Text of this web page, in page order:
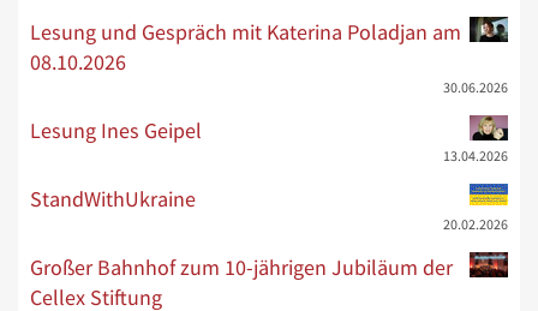
Lesung und Gespräch mit Katerina Poladjan am
08.10.2026
30.06.2026
Lesung Ines Geipel
13.04.2026
StandWithUkraine
20.02.2026
Großer Bahnhof zum 10-jährigen Jubiläum der
Cellex Stiftung